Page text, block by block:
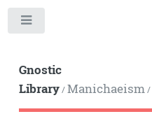
Gnostic
Library/Manichaeism/